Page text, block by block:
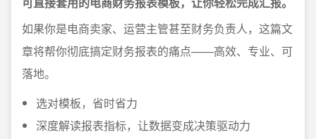
如果你是电商卖家、运营主管甚至财务负责人，这篇文
章将帮你彻底搞定财务报表的痛点——高效、专业、可
落地。
选对模板，省时省力
深度解读报表指标，让数据变成决策驱动力